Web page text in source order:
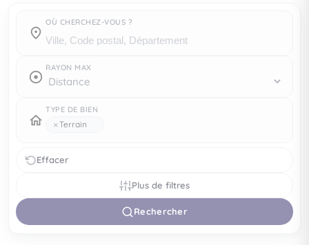
OÙ CHERCHEZ-VOUS ?
Où cherchez-vous ?
RAYON MAX
TYPE DE BIEN
× Terrain
Effacer
Plus de filtres
Rechercher